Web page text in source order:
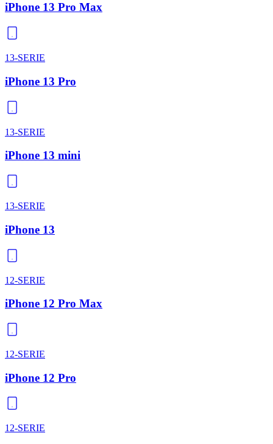
iPhone 13 Pro Max
13-SERIE
iPhone 13 Pro
13-SERIE
iPhone 13 mini
13-SERIE
iPhone 13
12-SERIE
iPhone 12 Pro Max
12-SERIE
iPhone 12 Pro
12-SERIE